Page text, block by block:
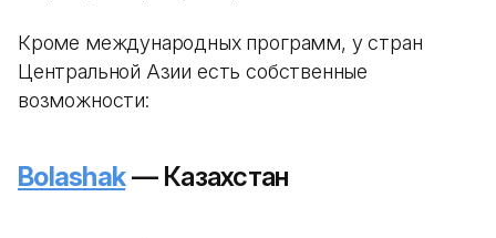
Кроме международных программ, у стран
Центральной Азии есть собственные
возможности:
Bolashak— Казахстан